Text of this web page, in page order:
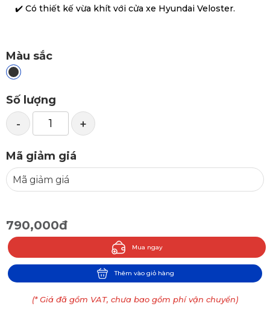
✔️ Có thiết kế vừa khít với cửa xe Hyundai Veloster.
Màu sắc
Số lượng
- +
Mã giảm giá
790,000đ
Mua ngay
Thêm vào giỏ hàng
(* Giá đã gồm VAT, chưa bao gồm phí vận chuyển)